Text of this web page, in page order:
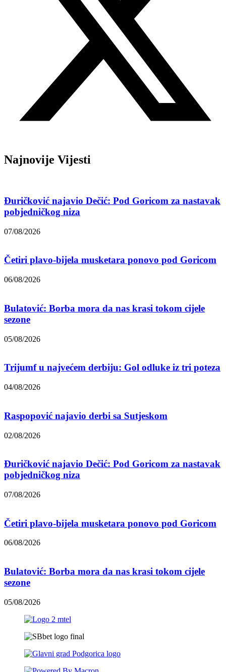
Najnovije Vijesti
Đuričković najavio Dečić: Pod Goricom za nastavak
pobjedničkog niza
07/08/2026
Četiri plavo-bijela musketara ponovo pod Goricom
06/08/2026
Bulatović: Borba mora da nas krasi tokom cijele
sezone
05/08/2026
Trijumf u najvećem derbiju: Gol odluke iz tri poteza
04/08/2026
Raspopović najavio derbi sa Sutjeskom
02/08/2026
Đuričković najavio Dečić: Pod Goricom za nastavak
pobjedničkog niza
07/08/2026
Četiri plavo-bijela musketara ponovo pod Goricom
06/08/2026
Bulatović: Borba mora da nas krasi tokom cijele
sezone
05/08/2026